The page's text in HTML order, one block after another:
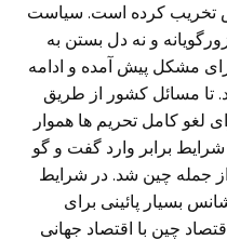
تخریب کرده ‌است. سیاست
و نه دل بستن به
مشکل پیش آمده و ادامه
تا مسائل کشور از طریق
لغو کامل تحریم ها هموار
برابر وارد گفت و گو
جمله چین شد. در شرایط
با چین شانس بسیار پائینی برای
چین با اقتصاد جهانی